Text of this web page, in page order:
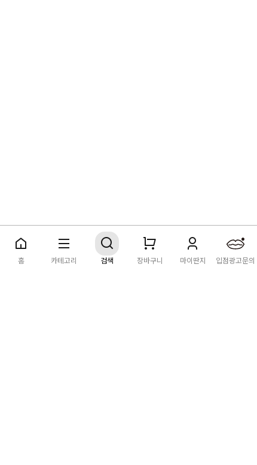
딴지마켓 이용약관개인정보처리방침 입점·광고문의
홈 카테고리 검색 장바구니 마이딴지 입점광고문의